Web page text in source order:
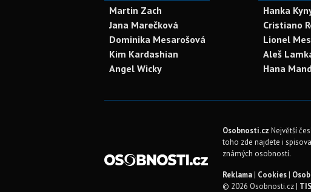
Martin Zach
Jana Marečková
Dominika Mesarošová
Kim Kardashian
Angel Wicky
Hanka
Cristiano
Lionel
Aleš
Hana
Osobnosti.cz Největší
toho zde najdete i
známých osobností.
Reklama| Cookies|
© 2026 Osobnosti.cz |